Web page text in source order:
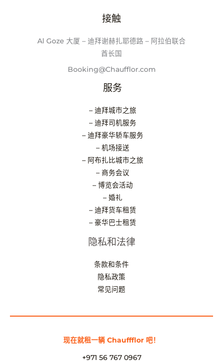
接触
Al Goze 大厦 – 迪拜谢赫扎耶德路 – 阿拉伯联合
酋长国
Booking@Chaufflor.com
服务
– 迪拜城市之旅
– 迪拜司机服务
– 迪拜豪华轿车服务
– 机场接送
– 阿布扎比城市之旅
– 商务会议
– 博览会活动
– 婚礼
– 迪拜货车租赁
– 豪华巴士租赁
隐私和法律
条款和条件
隐私政策
常见问题
现在就租一辆 Chauffflor 吧！
+971 56 767 0967